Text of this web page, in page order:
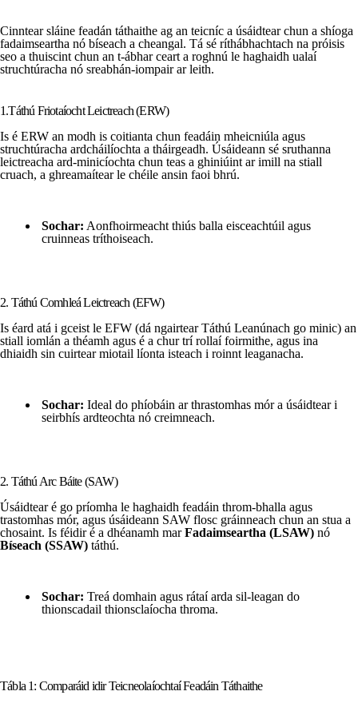
Cinntear sláine feadán táthaithe ag an teicníc a úsáidtear chun a shíoga
fadaimseartha nó bíseach a cheangal. Tá sé ríthábhachtach na próisis
seo a thuiscint chun an t-ábhar ceart a roghnú le haghaidh ualaí
struchtúracha nó sreabhán-iompair ar leith.
1.Táthú Friotaíocht Leictreach (ERW)
Is é ERW an modh is coitianta chun feadáin mheicniúla agus
struchtúracha ardcháilíochta a tháirgeadh. Úsáideann sé sruthanna
leictreacha ard-minicíochta chun teas a ghiniúint ar imill na stiall
cruach, a ghreamaítear le chéile ansin faoi bhrú.
Sochar: Aonfhoirmeacht thiús balla eisceachtúil agus
cruinneas tríthoiseach.
2. Táthú Comhleá Leictreach (EFW)
Is éard atá i gceist le EFW (dá ngairtear Táthú Leanúnach go minic) an
stiall iomlán a théamh agus é a chur trí rollaí foirmithe, agus ina
dhiaidh sin cuirtear miotail líonta isteach i roinnt leaganacha.
Sochar: Ideal do phíobáin ar thrastomhas mór a úsáidtear i
seirbhís ardteochta nó creimneach.
2. Táthú Arc Báite (SAW)
Úsáidtear é go príomha le haghaidh feadáin throm-bhalla agus
trastomhas mór, agus úsáideann SAW flosc gráinneach chun an stua a
chosaint. Is féidir é a dhéanamh marFadaimseartha (LSAW) nó
Bíseach (SSAW) táthú.
Sochar: Treá domhain agus rátaí arda sil-leagan do
thionscadail thionsclaíocha throma.
Tábla 1: Comparáid idir Teicneolaíochtaí Feadáin Táthaithe